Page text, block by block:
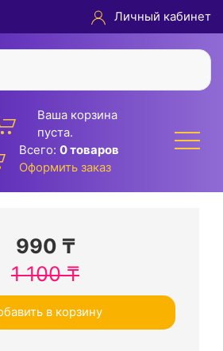
Личный кабинет
Ваша корзина
пуста.
Всего: 0 товаров
Оформить заказ
990 ₸
1 100₸
в корзину